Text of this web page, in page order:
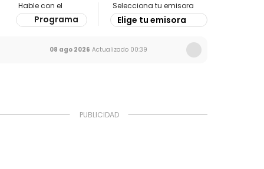
Hable con el
Programa
Selecciona tu emisora
Elige tu emisora
08 ago 2026 Actualizado 00:39